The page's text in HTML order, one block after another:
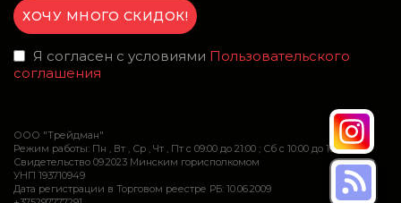
Я согласен с условиями Пользовательского
соглашения
ООО "Трейдман"
Режим работы: Пн , Вт , Ср , Чт , Пт c 09:00 до 21:00 ; Сб c 10:00 до 16:00
Свидетельство 09.2023 Минским горисполкомом
УНП 193710949
Дата регистрации в Торговом реестре РБ: 10.06.2009